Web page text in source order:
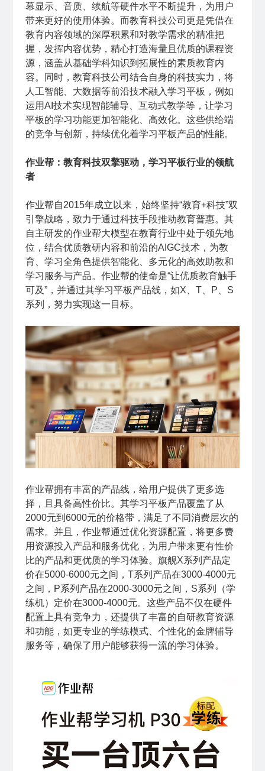
幕显示、音质、续航等硬件水平不断提升，为用户
带来更好的使用体验。而教育科技公司更是凭借在
教育内容领域的深厚积累和对教学需求的精准把
握，发挥内容优势，精心打造海量且优质的课程资
源，涵盖从基础学科知识到拓展性的素质教育内
容。同时，教育科技公司结合自身的科技实力，将
人工智能、大数据等前沿技术融入学习平板，例如
运用AI技术实现智能辅导、互动式教学等，让学习
平板的学习功能更加智能化、高效化。这些供给端
的竞争与创新，持续优化着学习平板产品的性能。
作业帮：教育科技双擎驱动，学习平板行业的领航
者
作业帮自2015年成立以来，始终坚持“教育+科技”双
引擎战略，致力于通过科技手段推动教育普惠。其
自主研发的作业帮大模型在教育行业中处于领先地
位，结合优质教研内容和前沿的AIGC技术，为教
育、学习全角色提供智能化、多元化的高效助教和
学习服务与产品。作业帮的使命是“让优质教育触手
可及”，并通过其学习平板产品线，如X、T、P、S
系列，努力实现这一目标。
作业帮拥有丰富的产品线，给用户提供了更多选
择，且具备高性价比。其学习平板产品覆盖了从
2000元到6000元的价格带，满足了不同消费层次的
需求。并且，作业帮通过优化资源配置，将更多费
用资源投入产品和服务优化，为用户带来更有性价
比的产品和更优质的学习体验。旗舰X系列产品定
价在5000-6000元之间，T系列产品在3000-4000元
之间，P系列产品在2000-3000元之间，S系列（学
练机）定价在3000-4000元。这些产品不仅在硬件
配置上具有竞争力，还提供了丰富的自研教育资源
和功能，如更专业的学练模式、个性化的金牌辅导
服务等，确保了用户能够获得一流的学习体验。